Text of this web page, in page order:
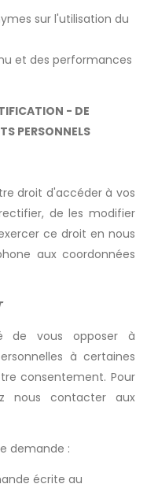
sur l'utilisation du
et des performances
- DE
PERSONNELS
droit d'accéder à vos
de les modifier
ce droit en nous
aux coordonnées
de vous opposer à
à certaines
consentement. Pour
nous contacter aux
demande :
écrite au